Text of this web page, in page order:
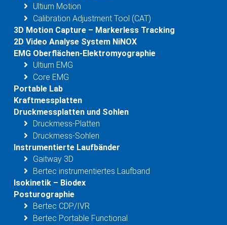
Ultium Motion
Calibration Adjustment Tool (CAT)
3D Motion Capture – Markerless Tracking
2D Video Analyse System NiNOX
EMG Oberflächen-Elektromyographie
Ultium EMG
Core EMG
Portable Lab
Kraftmessplatten
Druckmessplatten und Sohlen
Druckmess-Platten
Druckmess-Sohlen
Instrumentierte Laufbänder
Gaitway 3D
Bertec instrumentiertes Laufband
Isokinetik – Biodex
Posturographie
Bertec CDP/IVR
Bertec Portable Functional